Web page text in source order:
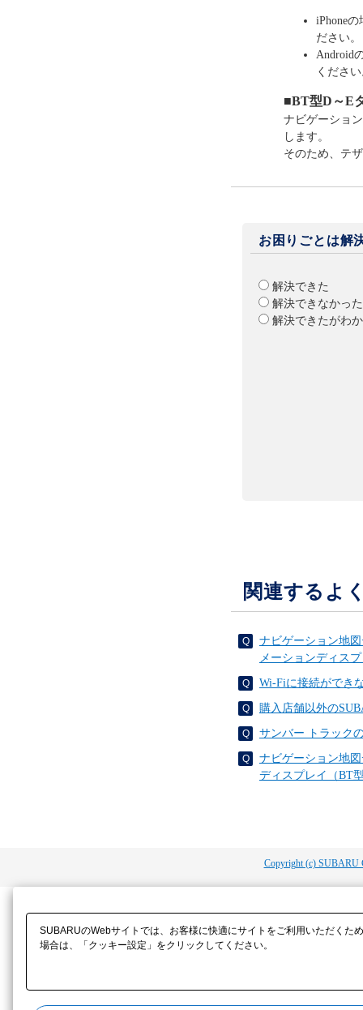
iPhone
ださい。
Android
くださ
■BT型D～E
ナビゲーショ
します。
そのため、テ
お困りごとは解
解決できた
解決できなかった
解決できたがわ
関連するよ
ナビゲーション地
メーションディス
Wi-Fiに接続ができ
購入店舗以外の
サンバー トラック
ナビゲーション地
ディスプレイ（BT
Copyright (c) SUBARU
SUBARUのWebサイトでは、お客様に快適にサイトをご利用いただく
場合は、「クッキー設定」をクリックしてください。​